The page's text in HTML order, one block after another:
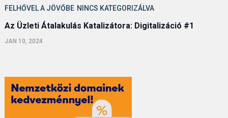
FELHŐVEL A JÖVŐBE NINCS KATEGORIZÁLVA
Az Üzleti Átalakulás Katalizátora: Digitalizáció #1
JAN 10, 2024